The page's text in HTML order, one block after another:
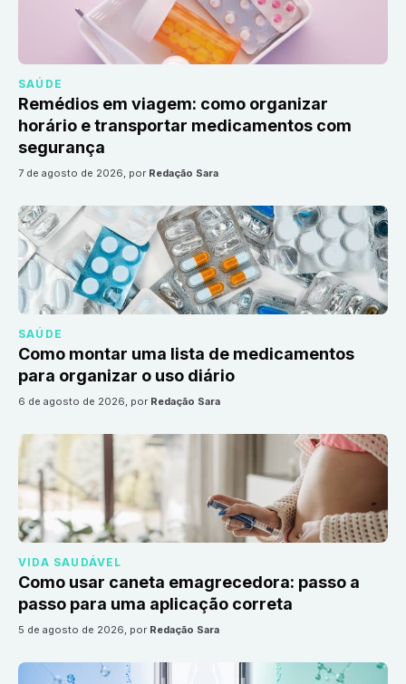
SAÚDE
Remédios em viagem: como organizar
horário e transportar medicamentos com
segurança
7 de agosto de 2026, por Redação Sara
SAÚDE
Como montar uma lista de medicamentos
para organizar o uso diário
6 de agosto de 2026, por Redação Sara
VIDA SAUDÁVEL
Como usar caneta emagrecedora: passo a
passo para uma aplicação correta
5 de agosto de 2026, por Redação Sara